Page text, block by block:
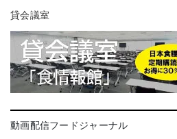
貸会議室
動画配信フードジャーナル